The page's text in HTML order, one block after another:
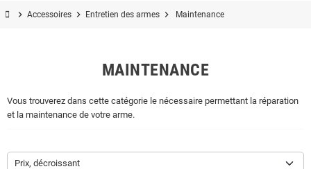
chevron_right Accessoires chevron_right Entretien des armes chevron_right Maintenance
MAINTENANCE
Vous trouverez dans cette catégorie le nécessaire permettant la réparation
et la maintenance de votre arme.
Prix, décroissant